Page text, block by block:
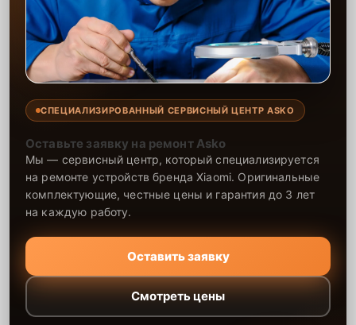
СПЕЦИАЛИЗИРОВАННЫЙ СЕРВИСНЫЙ ЦЕНТР ASKO
Оставьте заявку на ремонт Asko
Мы — сервисный центр, который специализируется
на ремонте устройств бренда Xiaomi. Оригинальные
комплектующие, честные цены и гарантия до 3 лет
на каждую работу.
Оставить заявку
Смотреть цены